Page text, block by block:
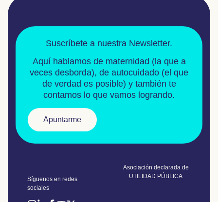
Suscríbete a nuestra Newsletter.
Aquí hablamos de maternidad (la que a
veces desborda), de autocuidado (el que
de verdad es posible) y también te
contamos lo que vamos logrando.
Apuntarme
Síguenos en redes
sociales
Asociación declarada de
UTILIDAD PÚBLICA